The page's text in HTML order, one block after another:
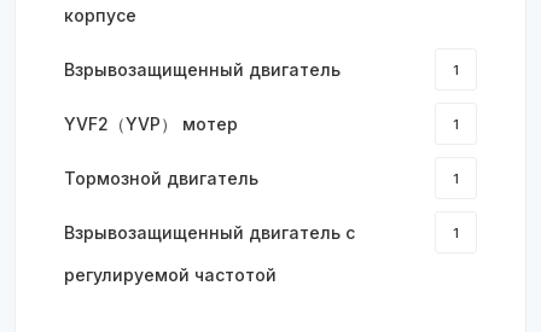
корпусе
Взрывозащищенный двигатель 1
YVF2（YVP） мотер 1
Тормозной двигатель 1
Взрывозащищенный двигатель с
регулируемой частотой
1